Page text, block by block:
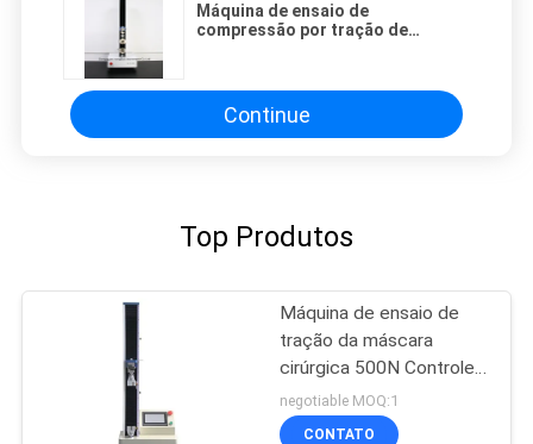
Máquina de ensaio de
compressão por tração de
Continue
Top Produtos
Máquina de ensaio de
tração da máscara
cirúrgica 500N Controle
de ecrã táctil
negotiable MOQ:1
CONTATO